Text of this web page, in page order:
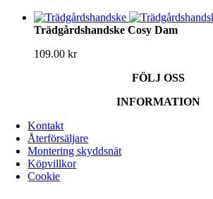
Trädgårdshandske Cosy Dam
109.00 kr
FÖLJ OSS
INFORMATION
Kontakt
Återförsäljare
Montering skyddsnät
Köpvillkor
Cookie